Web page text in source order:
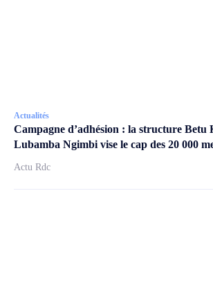
Actualités
Campagne d’adhésion : la structure Betu
Lubamba Ngimbi vise le cap des 20 000
Actu Rdc